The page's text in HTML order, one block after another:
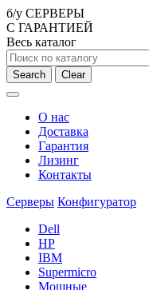
б/у СЕРВЕРЫ
С ГАРАНТИЕЙ
Весь каталог
Search Clear
О нас
Доставка
Гарантия
Лизинг
Контакты
Серверы Конфигуратор
Dell
HP
IBM
Supermicro
Мощные